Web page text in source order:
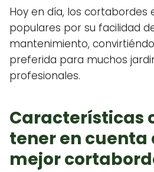
Hoy en día, los cortabordes
populares por su facilidad
mantenimiento,
preferida para muchos
profesionales.
Características
tener en cuenta
mejor